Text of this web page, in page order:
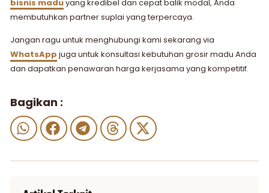
bisnis maduyang kredibel dan cepat balik modal, Anda
membutuhkan partner suplai yang terpercaya.
Jangan ragu untuk menghubungi kami sekarang via
WhatsApp juga untuk konsultasi kebutuhan grosir madu Anda
dan dapatkan penawaran harga kerjasama yang kompetitif.
Bagikan :